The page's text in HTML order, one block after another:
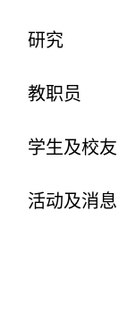
研究
教职员
学生及校友
活动及消息